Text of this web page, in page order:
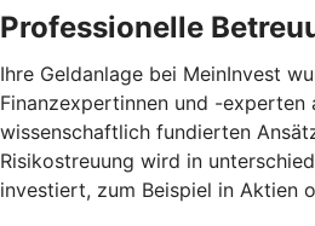
Professionelle
Ihre Geldanlage bei MeinInvest
Finanzexpertinnen und -experten
wissenschaftlich fundierten
Risikostreuung wird in
investiert, zum Beispiel in Aktien